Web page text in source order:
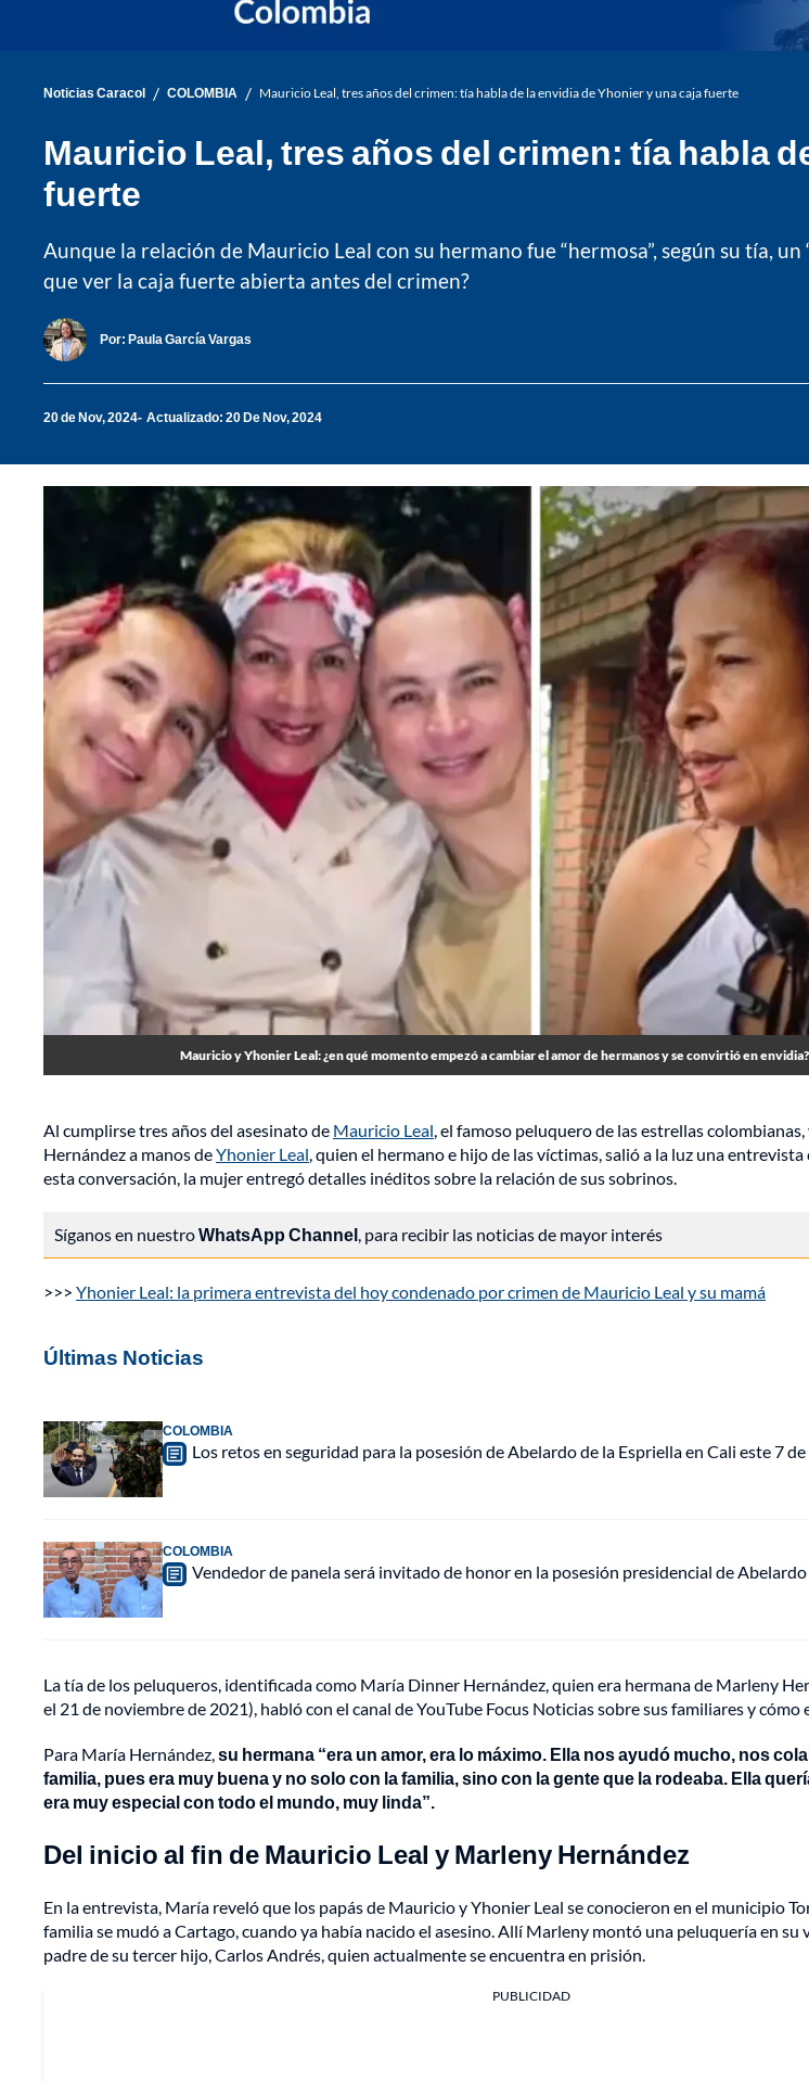
Noticias Caracol / COLOMBIA / Mauricio Leal, tres años del crimen: tía habla de la envidia de Yhonier y una caja fuerte
Mauricio Leal, tres años del crimen: tía habla
fuerte
Aunque la relación de Mauricio Leal con su hermano fue “hermosa”, según su tía,
que ver la caja fuerte abierta antes del crimen?
Por: Paula García Vargas
20 de Nov, 2024 Actualizado: 20 De Nov, 2024
Mauricio y Yhonier Leal: ¿en qué momento empezó a cambiar el amor de hermanos y se convirtió en
Al cumplirse tres años del asesinato de Mauricio Leal, el famoso peluquero de las estrellas
Hernández a manos deYhonier Leal, quien el hermano e hijo de las víctimas, salió a la luz una
esta conversación, la mujer entregó detalles inéditos sobre la relación de sus sobrinos.
Síganos en nuestroWhatsApp Channel, para recibir las noticias de mayor interés
>>> Yhonier Leal: la primera entrevista del hoy condenado por crimen de Mauricio Leal y su mamá
Últimas Noticias
COLOMBIA
Los retos en seguridad para la posesión de Abelardo de la Espriella en Cali este 7
COLOMBIA
Vendedor de panela será invitado de honor en la posesión presidencial de
La tía de los peluqueros, identificada como María Dinner Hernández, quien era hermana de Marleny
el 21 de noviembre de 2021), habló con el canal de YouTube Focus Noticias sobre sus familiares y cómo
Para María Hernández,su hermana “era un amor, era lo máximo. Ella nos ayudó mucho, nos
familia, pues era muy buena y no solo con la familia, sino con la gente que la rodeaba. Ella
era muy especial con todo el mundo, muy linda”.
Del inicio al fin de Mauricio Leal y Marleny Hernández
En la entrevista, María reveló que los papás de Mauricio y Yhonier Leal se conocieron en el municipio
familia se mudó a Cartago, cuando ya había nacido el asesino. Allí Marleny montó una peluquería en su
padre de su tercer hijo, Carlos Andrés, quien actualmente se encuentra en prisión.
PUBLICIDAD